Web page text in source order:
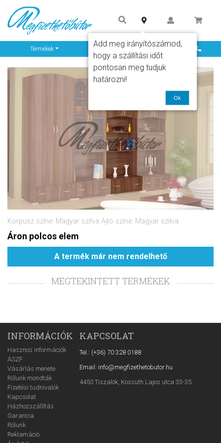
Termékek Info
Korpusz színe: Magyar szilva Ajtó színe: Magyar szilva
Áron polcos elem
A termék már nem rendelhető
MEGTEKINTETT TERMÉKEK
INFORMÁCIÓK
Hasznos információk
ÁSZF
Vásárlás menete
Rólunk mondták
Fizetési tudnivalók
Kapcsolat
Házhozszállítás
Garancia
Rólunk
Reklamáció
KAPCSOLAT
Tel.: (+36) 70 328 0188
Email: info@megfizethetobutor.hu
4450 Tiszalök, Kossuth Lajos utca 33-35.
Add meg irányítószámod,
hogy a szállítási időt
pontosan meg tudjuk
határozni!
Ok